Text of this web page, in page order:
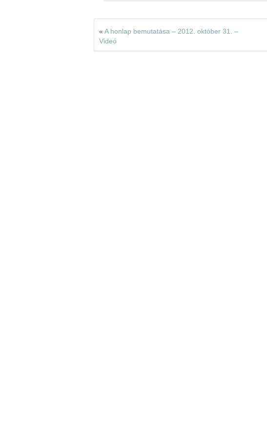
« A honlap bemutatása – 2012. október 31. –
Videó